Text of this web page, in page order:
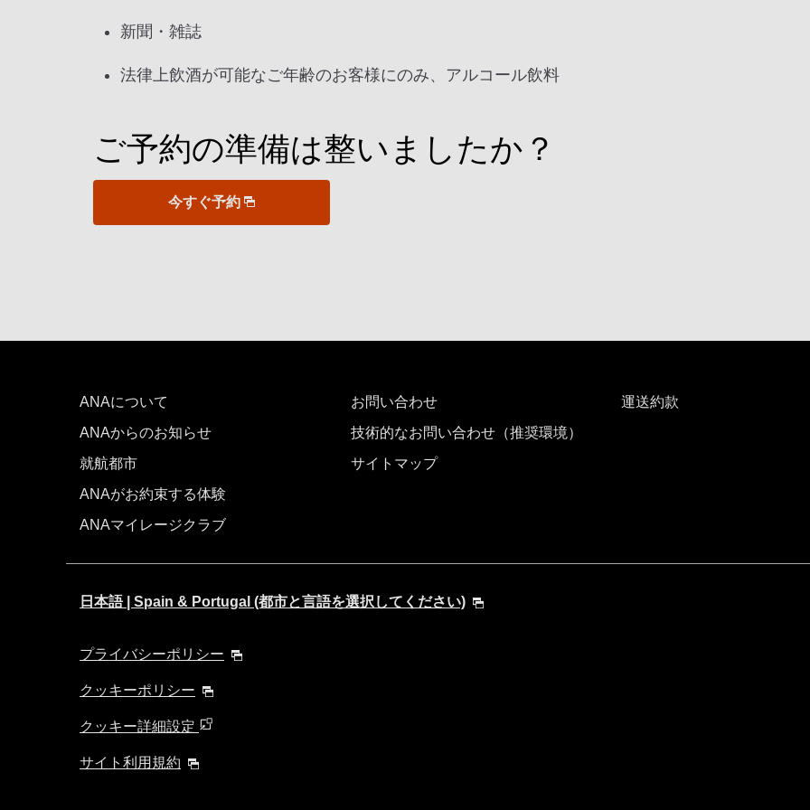
新聞・雑誌
法律上飲酒が可能なご年齢のお客様にのみ、アルコール飲料
ご予約の準備は整いましたか？
今すぐ予約
ANAについて
ANAからのお知らせ
就航都市
ANAがお約束する体験
ANAマイレージクラブ
お問い合わせ
技術的なお問い合わせ（推奨環境）
サイトマップ
運送約款
日本語 | Spain & Portugal (都市と言語を選択してください)
プライバシーポリシー
クッキーポリシー
クッキー詳細設定
サイト利用規約